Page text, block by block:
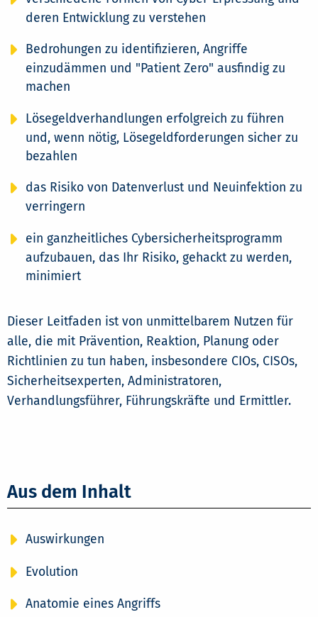
deren Entwicklung zu verstehen
Bedrohungen zu identifizieren, Angriffe
einzudämmen und "Patient Zero" ausfindig zu
machen
Lösegeldverhandlungen erfolgreich zu führen
und, wenn nötig, Lösegeldforderungen sicher zu
bezahlen
das Risiko von Datenverlust und Neuinfektion zu
verringern
ein ganzheitliches Cybersicherheitsprogramm
aufzubauen, das Ihr Risiko, gehackt zu werden,
minimiert
Dieser Leitfaden ist von unmittelbarem Nutzen für
alle, die mit Prävention, Reaktion, Planung oder
Richtlinien zu tun haben, insbesondere CIOs, CISOs,
Sicherheitsexperten, Administratoren,
Verhandlungsführer, Führungskräfte und Ermittler.
Aus dem Inhalt
Auswirkungen
Evolution
Anatomie eines Angriffs